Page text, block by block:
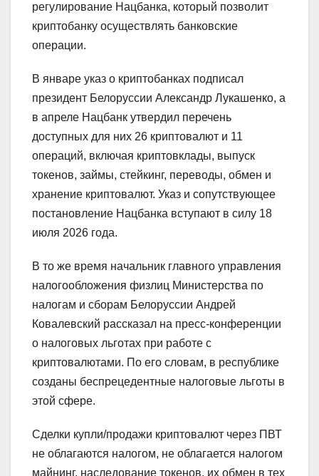
регулирование Нацбанка, который позволит
криптобанку осуществлять банковские
операции.
В январе указ о криптобанках подписал
президент Белоруссии Александр Лукашенко, а
в апреле Нацбанк утвердил перечень
доступных для них 26 криптовалют и 11
операций, включая криптовклады, выпуск
токенов, займы, стейкинг, переводы, обмен и
хранение криптовалют. Указ и сопутствующее
постановление Нацбанка вступают в силу 18
июля 2026 года.
В то же время начальник главного управления
налогообложения физлиц Министерства по
налогам и сборам Белоруссии Андрей
Ковалевский рассказал на пресс-конференции
о налоговых льготах при работе с
криптовалютами. По его словам, в республике
созданы беспрецедентные налоговые льготы в
этой сфере.
Сделки купли/продажи криптовалют через ПВТ
не облагаются налогом, не облагается налогом
майнинг, наследование токенов, их обмен в тех